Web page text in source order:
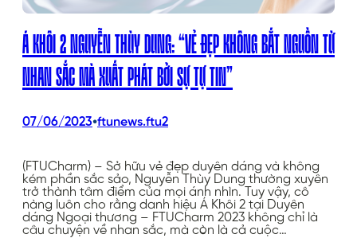
Á KHÔI 2 NGUYỄN THÙY DUNG: “VẺ ĐẸP KHÔNG BẮT NGUỒN TỪ
NHAN SẮC MÀ XUẤT PHÁT BỞI SỰ TỰ TIN”
07/06/2023•ftunews.ftu2
(FTUCharm) – Sở hữu vẻ đẹp duyên dáng và không
kém phần sắc sảo, Nguyễn Thùy Dung thường xuyên
trở thành tâm điểm của mọi ánh nhìn. Tuy vậy, cô
nàng luôn cho rằng danh hiệu Á Khôi 2 tại Duyên
dáng Ngoại thương – FTUCharm 2023 không chỉ là
câu chuyện về nhan sắc, mà còn là cả cuộc…